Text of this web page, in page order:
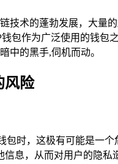
技术的蓬勃发展，大量
包作为广泛使用的钱包
中的黑手,伺机而动。
风险
包时，这极有可能是一
信息，从而对用户的隐